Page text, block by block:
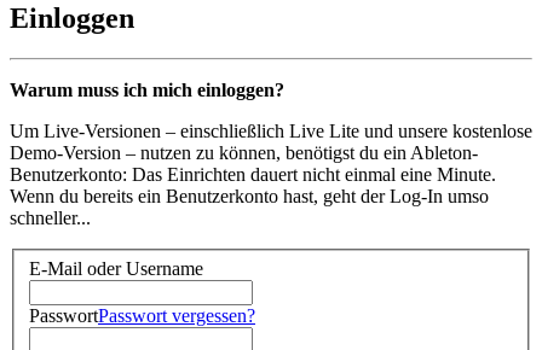
Einloggen
Warum muss ich mich einloggen?
Um Live-Versionen – einschließlich Live Lite und unsere kostenlose
Demo-Version – nutzen zu können, benötigst du ein Ableton-
Benutzerkonto: Das Einrichten dauert nicht einmal eine Minute.
Wenn du bereits ein Benutzerkonto hast, geht der Log-In umso
schneller...
E-Mail oder Username
PasswortPasswort vergessen?